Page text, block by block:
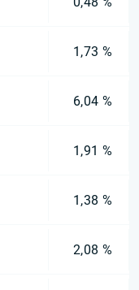
1,73 %
6,04 %
1,91 %
1,38 %
2,08 %